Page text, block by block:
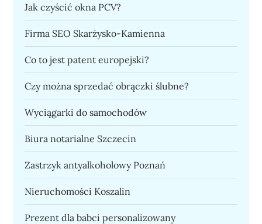
Jak czyścić okna PCV?
Firma SEO Skarżysko-Kamienna
Co to jest patent europejski?
Czy można sprzedać obrączki ślubne?
Wyciągarki do samochodów
Biura notarialne Szczecin
Zastrzyk antyalkoholowy Poznań
Nieruchomości Koszalin
Prezent dla babci personalizowany